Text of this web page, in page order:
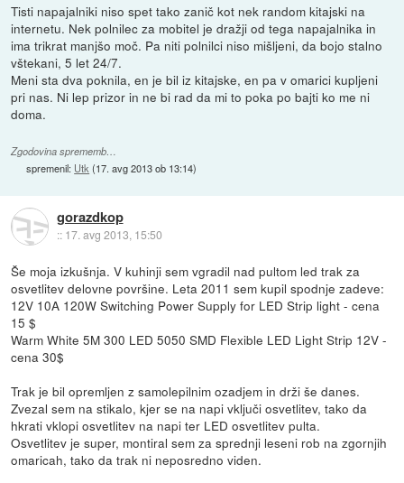
Tisti napajalniki niso spet tako zanič kot nek random kitajski na
internetu. Nek polnilec za mobitel je dražji od tega napajalnika in
ima trikrat manjšo moč. Pa niti polnilci niso mišljeni, da bojo stalno
vštekani, 5 let 24/7.
Meni sta dva poknila, en je bil iz kitajske, en pa v omarici kupljeni
pri nas. Ni lep prizor in ne bi rad da mi to poka po bajti ko me ni
doma.
Zgodovina sprememb…
spremenil: Utk (17. avg 2013 ob 13:14)
gorazdkop
:: 17. avg 2013, 15:50
Še moja izkušnja. V kuhinji sem vgradil nad pultom led trak za
osvetlitev delovne površine. Leta 2011 sem kupil spodnje zadeve:
12V 10A 120W Switching Power Supply for LED Strip light - cena
15 $
Warm White 5M 300 LED 5050 SMD Flexible LED Light Strip 12V -
cena 30$
Trak je bil opremljen z samolepilnim ozadjem in drži še danes.
Zvezal sem na stikalo, kjer se na napi vključi osvetlitev, tako da
hkrati vklopi osvetlitev na napi ter LED osvetlitev pulta.
Osvetlitev je super, montiral sem za sprednji leseni rob na zgornjih
omaricah, tako da trak ni neposredno viden.